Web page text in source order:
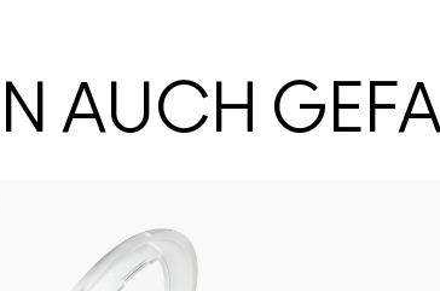
AUCH